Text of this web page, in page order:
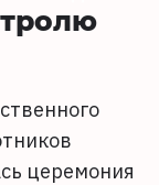
церемония